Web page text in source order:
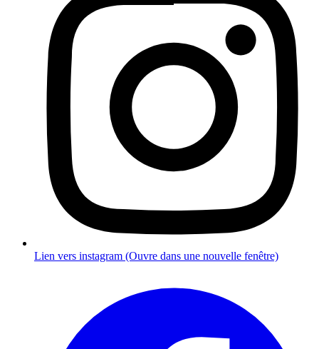
Lien vers instagram (Ouvre dans une nouvelle fenêtre)